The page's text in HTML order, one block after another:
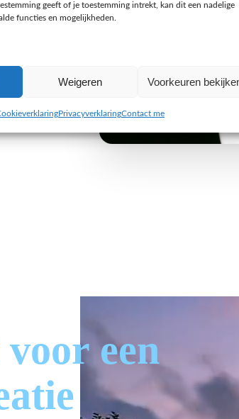
geeft of je toestemming intrekt, kan dit een nadelige
functies en mogelijkheden.
Weigeren Voorkeuren
PrivacyverklaringContact me
iets
Wij
maken,
een